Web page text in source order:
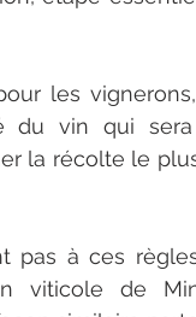
les
du vin qui
la récolte le
pas à ces
viticole de